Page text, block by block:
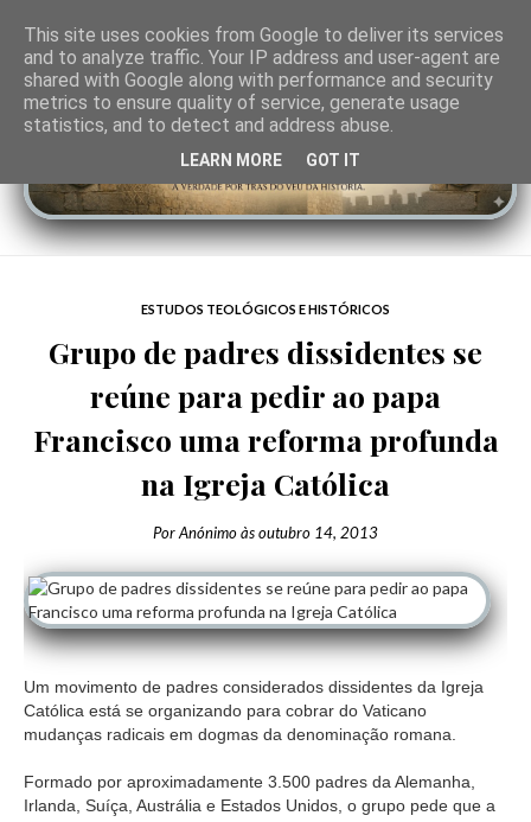
ESTUDOS TEOLÓGICOS E HISTÓRICOS
Grupo de padres dissidentes se
reúne para pedir ao papa
Francisco uma reforma profunda
na Igreja Católica
PorAnónimoàsoutubro 14, 2013
Um movimento de padres considerados dissidentes da Igreja
Católica está se organizando para cobrar do Vaticano
mudanças radicais em dogmas da denominação romana.
Formado por aproximadamente 3.500 padres da Alemanha,
Irlanda, Suíça, Austrália e Estados Unidos, o grupo pede que a
This site uses cookies from Google to deliver its services
and to analyze traffic. Your IP address and user-agent are
shared with Google along with performance and security
metrics to ensure quality of service, generate usage
statistics, and to detect and address abuse.
LEARN MORE GOT IT